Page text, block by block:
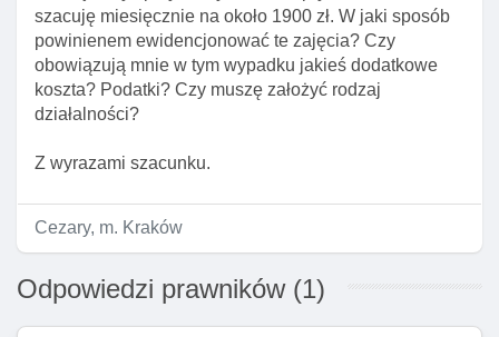
szacuję miesięcznie na około 1900 zł. W jaki sposób
powinienem ewidencjonować te zajęcia? Czy
obowiązują mnie w tym wypadku jakieś dodatkowe
koszta? Podatki? Czy muszę założyć rodzaj
działalności?
Z wyrazami szacunku.
Cezary, m. Kraków
Odpowiedzi prawników (1)